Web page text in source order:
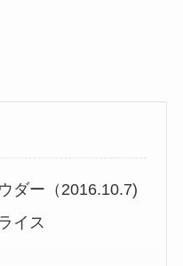
ダー（2016.10.7)
イス